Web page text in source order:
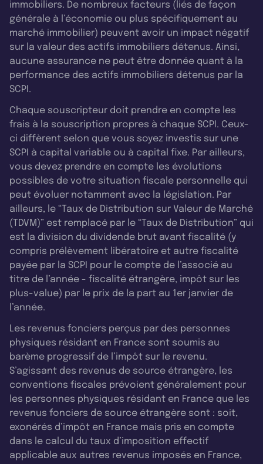
immobiliers. De nombreux facteurs (liés de façon
générale à l’économie ou plus spécifiquement au
marché immobilier) peuvent avoir un impact négatif
sur la valeur des actifs immobiliers détenus. Ainsi,
aucune assurance ne peut être donnée quant à la
performance des actifs immobiliers détenus par la
SCPI.
Chaque souscripteur doit prendre en compte les
frais à la souscription propres à chaque SCPI. Ceux-
ci diffèrent selon que vous soyez investis sur une
SCPI à capital variable ou à capital fixe. Par ailleurs,
vous devez prendre en compte les évolutions
possibles de votre situation fiscale personnelle qui
peut évoluer notamment avec la législation. Par
ailleurs, le “Taux de Distribution sur Valeur de Marché
(TDVM)” est remplacé par le “Taux de Distribution” qui
est la division du dividende brut avant fiscalité (y
compris prélèvement libératoire et autre fiscalité
payée par la SCPI pour le compte de l’associé au
titre de l’année - fiscalité étrangère, impôt sur les
plus-value) par le prix de la part au 1er janvier de
l’année.
Les revenus fonciers perçus par des personnes
physiques résidant en France sont soumis au
barème progressif de l’impôt sur le revenu.
S’agissant des revenus de source étrangère, les
conventions fiscales prévoient généralement pour
les personnes physiques résidant en France que les
revenus fonciers de source étrangère sont : soit,
exonérés d’impôt en France mais pris en compte
dans le calcul du taux d’imposition effectif
applicable aux autres revenus imposés en France,